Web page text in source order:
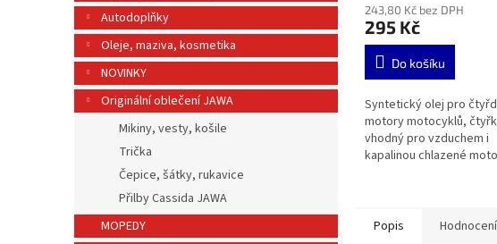
Autodoplňky
Oleje, maziva, kosmetika
NOVINKY
Originální oblečení JAWA
Mikiny, vesty, košile
Trička
Čepice, šátky, rukavice
Přilby Cassida JAWA
MOPEDY
243,80 Kč bez DPH
295 Kč
Do košíku
Syntetický olej pro
motory motocyklů,
vhodný pro vzduchem i
kapalinou chlazené
Popis Hodnocení